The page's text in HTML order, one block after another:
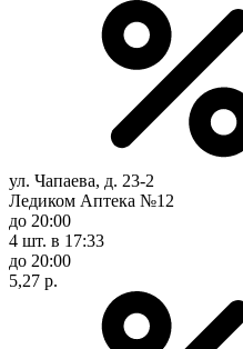
ул. Чапаева, д. 23-2
Ледиком Аптека №12
до 20:00
4 шт. в 17:33
до 20:00
5,27 р.